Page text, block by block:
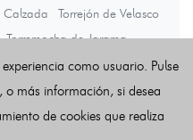
Calzada
Torrejón de Velasco
Torremocha de Jarama
Valdaracete
Valdeavero
Valdemorillo
Valdepiélagos
como usuario. Pulse
más información, si desea
de cookies que realiza